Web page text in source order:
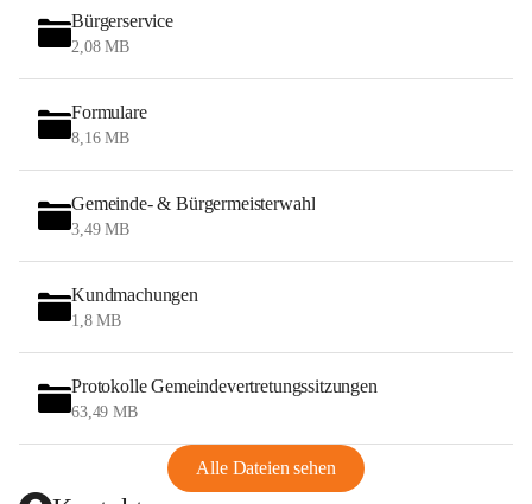
Bürgerservice
2,08 MB
Formulare
8,16 MB
Gemeinde- & Bürgermeisterwahl
3,49 MB
Kundmachungen
1,8 MB
Protokolle Gemeindevertretungssitzungen
63,49 MB
Alle Dateien sehen